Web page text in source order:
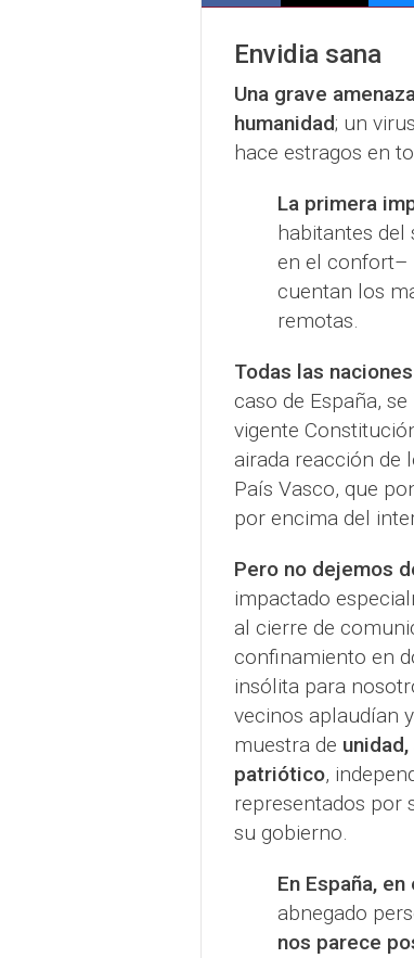
Envidia sana
Una grave
humanidad; un
hace estragos en
La primera
habitantes del
en el confort–
cuentan los
remotas.
Todas las
caso de España,
vigente
airada reacción de
País Vasco, que
por encima del
Pero no dejemos
impactado
al cierre de
confinamiento en
insólita para
vecinos aplaudían
muestra de
patriótico,
representados por
su gobierno.
En España,
abnegado
nos parece